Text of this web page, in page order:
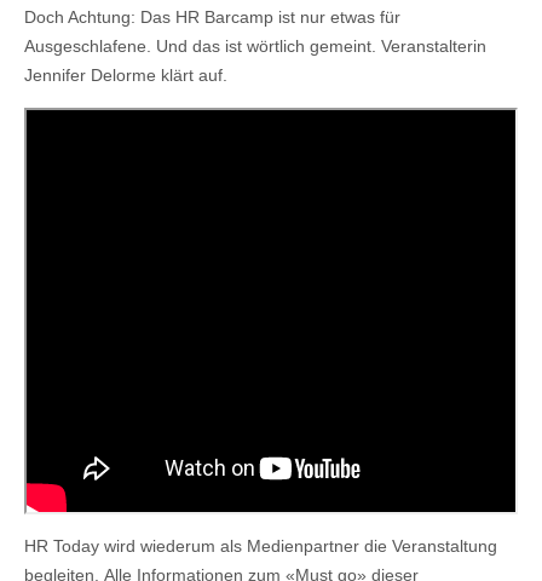
Doch Achtung: Das HR Barcamp ist nur etwas für
Ausgeschlafene. Und das ist wörtlich gemeint. Veranstalterin
Jennifer Delorme klärt auf.
HR Today wird wiederum als Medienpartner die Veranstaltung
begleiten. Alle Informationen zum «Must go» dieser